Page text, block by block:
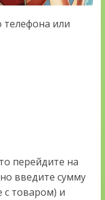
телефона или
перейдите на
введите сумму
с товаром) и